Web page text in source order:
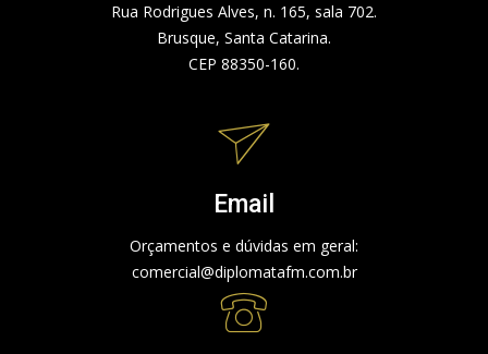
Rua Rodrigues Alves, n. 165, sala 702.
Brusque, Santa Catarina.
CEP 88350-160.
Email
Orçamentos e dúvidas em geral:
comercial@diplomatafm.com.br